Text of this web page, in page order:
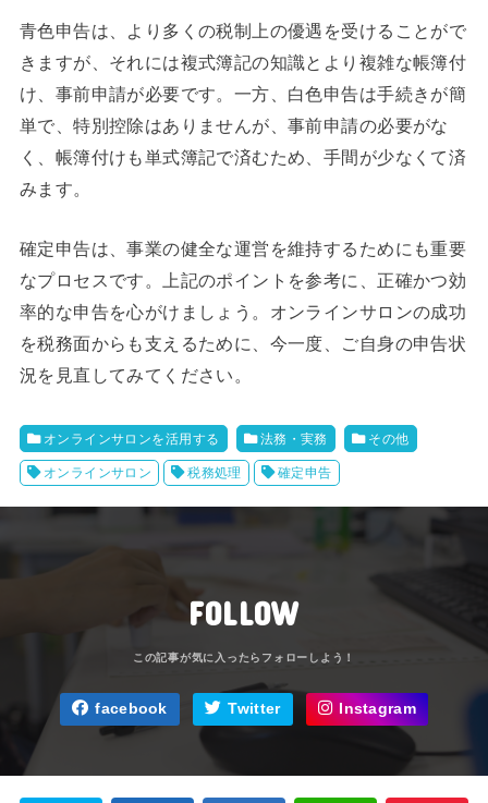
青色申告は、より多くの税制上の優遇を受けることがで
きますが、それには複式簿記の知識とより複雑な帳簿付
け、事前申請が必要です。一方、白色申告は手続きが簡
単で、特別控除はありませんが、事前申請の必要がな
く、帳簿付けも単式簿記で済むため、手間が少なくて済
みます。
確定申告は、事業の健全な運営を維持するためにも重要
なプロセスです。上記のポイントを参考に、正確かつ効
率的な申告を心がけましょう。オンラインサロンの成功
を税務面からも支えるために、今一度、ご自身の申告状
況を見直してみてください。
オンラインサロンを活用する 法務・実務 その他
オンラインサロン 税務処理 確定申告
FOLLOW
facebook Twitter Instagram